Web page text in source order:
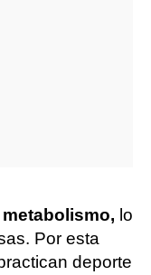
lo
Por esta
deporte